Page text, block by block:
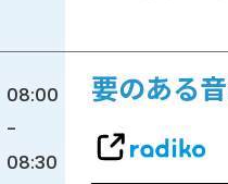
08:00
-
08:30
要のある